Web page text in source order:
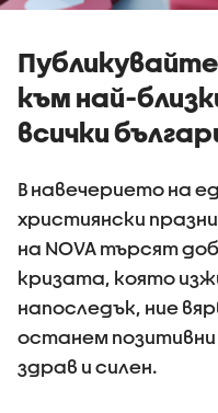
към най-
всички
В навечерието на
християнски
на NOVA търсят
кризата, която
напоследък, ние
останем
здрав и силен.